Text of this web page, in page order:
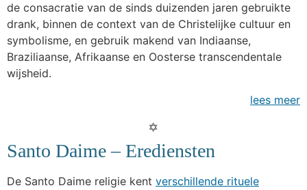
de consacratie van de sinds duizenden jaren gebruikte
drank, binnen de context van de Christelijke cultuur en
symbolisme, en gebruik makend van Indiaanse,
Braziliaanse, Afrikaanse en Oosterse transcendentale
wijsheid.
lees meer
Santo Daime – Erediensten
De Santo Daime religie kent verschillende rituele